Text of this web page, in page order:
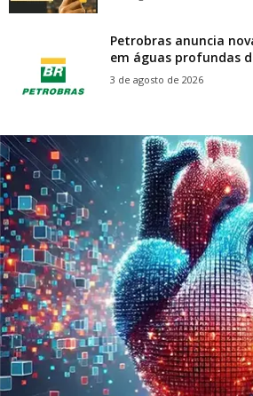
Petrobras anuncia
em águas profundas
3 de agosto de 2026